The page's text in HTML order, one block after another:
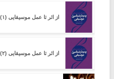
از اثر تا عمل موسیقایی (۱)
از اثر تا عمل موسیقایی (۲)